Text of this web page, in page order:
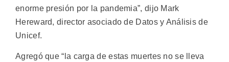
enorme presión por la pandemia”, dijo Mark
Hereward, director asociado de Datos y Análisis de
Unicef.
Agregó que “la carga de estas muertes no se lleva